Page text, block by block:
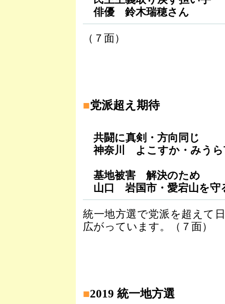
俳優 鈴木瑞穂さん
（７面）
■党派超え期待
共闘に真剣・方向同じ
神奈川 よこすか・みう
基地被害 解決のため
山口 岩国市・愛宕山を
統一地方選で党派を超えて
広がっています。（７面）
■2019 統一地方選